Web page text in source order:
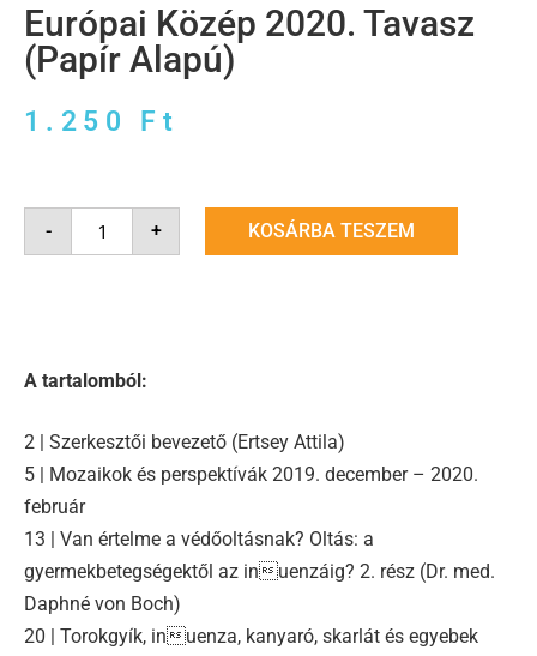
Európai Közép 2020. Tavasz
(Papír Alapú)
1.250 Ft
- + KOSÁRBA TESZEM
A tartalomból:
2 | Szerkesztői bevezető (Ertsey Attila)
5 | Mozaikok és perspektívák 2019. december – 2020.
február
13 | Van értelme a védőoltásnak? Oltás: a
gyermekbetegségektől az inuenzáig? 2. rész (Dr. med.
Daphné von Boch)
20 | Torokgyík, inuenza, kanyaró, skarlát és egyebek